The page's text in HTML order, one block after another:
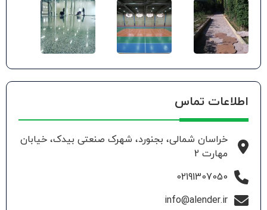
اطلاعات تماس
خراسان شمالی، بجنورد، شهرک صنعتی بیدک، خیابان
مهارت 2
02191307050
info@alender.ir